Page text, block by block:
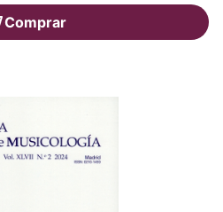
Comprar